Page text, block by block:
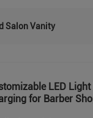
Salon Vanity
LED
for Barber